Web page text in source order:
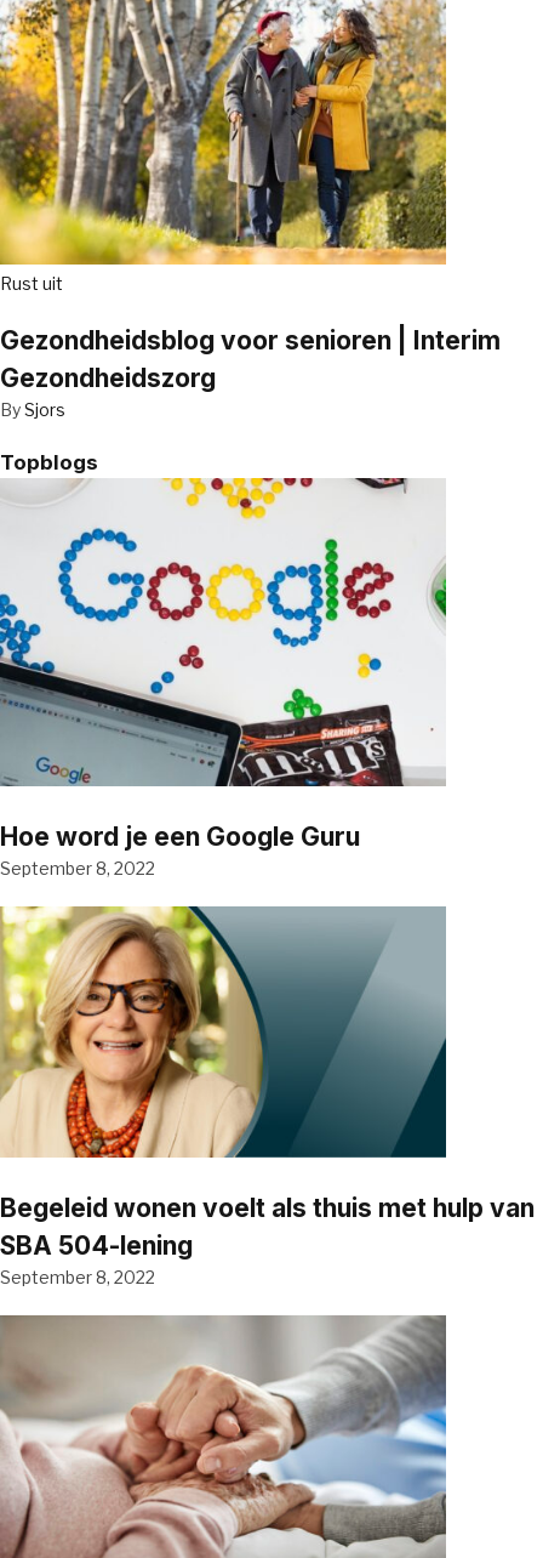
Rust uit
Gezondheidsblog voor senioren | Interim
Gezondheidszorg
BySjors
Topblogs
Hoe word je een Google Guru
September 8, 2022
Begeleid wonen voelt als thuis met hulp van
SBA 504-lening
September 8, 2022